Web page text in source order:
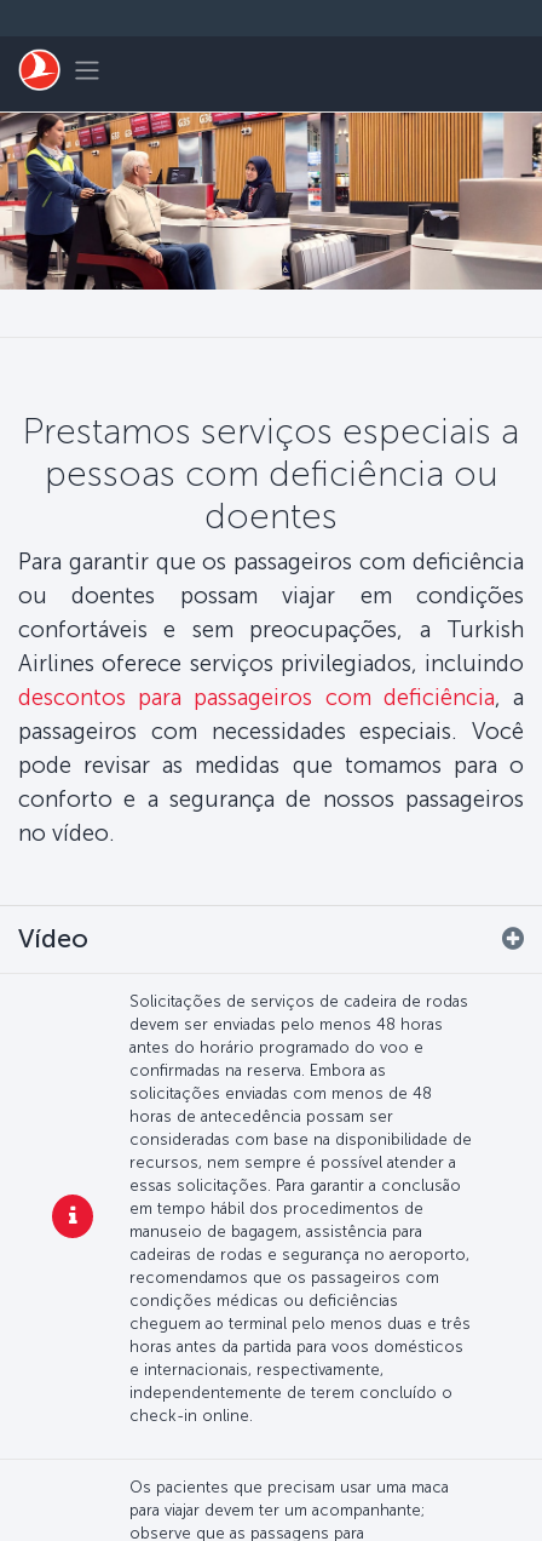
Toggle navigation
Prestamos serviços especiais a
pessoas com deficiência ou
doentes
Para garantir que os passageiros com deficiência
ou doentes possam viajar em condições
confortáveis e sem preocupações, a Turkish
Airlines oferece serviços privilegiados, incluindo
descontos para passageiros com deficiência, a
passageiros com necessidades especiais. Você
pode revisar as medidas que tomamos para o
conforto e a segurança de nossos passageiros
no vídeo.
Vídeo
Solicitações de serviços de cadeira de rodas
devem ser enviadas pelo menos 48 horas
antes do horário programado do voo e
confirmadas na reserva. Embora as
solicitações enviadas com menos de 48
horas de antecedência possam ser
consideradas com base na disponibilidade de
recursos, nem sempre é possível atender a
essas solicitações. Para garantir a conclusão
em tempo hábil dos procedimentos de
manuseio de bagagem, assistência para
cadeiras de rodas e segurança no aeroporto,
recomendamos que os passageiros com
condições médicas ou deficiências
cheguem ao terminal pelo menos duas e três
horas antes da partida para voos domésticos
e internacionais, respectivamente,
independentemente de terem concluído o
check-in online.
Os pacientes que precisam usar uma maca
para viajar devem ter um acompanhante;
observe que as passagens para